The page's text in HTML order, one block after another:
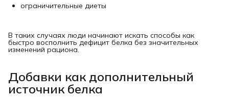
ограничительные диеты
В таких случаях люди начинают искать способы как
быстро восполнить дефицит белка без значительных
изменений рациона.
Добавки как дополнительный
источник белка